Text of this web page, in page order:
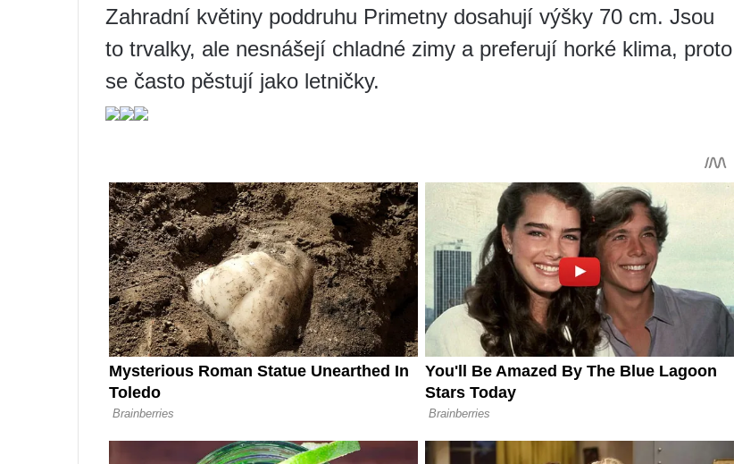
Zahradní květiny poddruhu Primetny dosahují výšky 70 cm. Jsou
to trvalky, ale nesnášejí chladné zimy a preferují horké klima, proto
se často pěstují jako letničky.